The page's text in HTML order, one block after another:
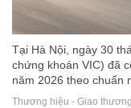
Tại Hà Nội, ngày 30
chứng khoán VIC) đã
năm 2026 theo chuẩn
Thương hiệu - Giao thương